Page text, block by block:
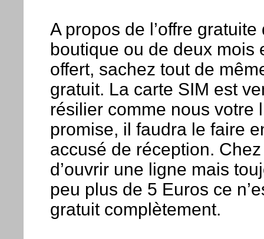
A propos de l’offre
boutique ou de deux mois
offert, sachez tout de
gratuit. La carte SIM est
résilier comme nous votre
promise, il faudra le faire
accusé de réception. Chez
d’ouvrir une ligne mais
peu plus de 5 Euros ce
gratuit complètement.